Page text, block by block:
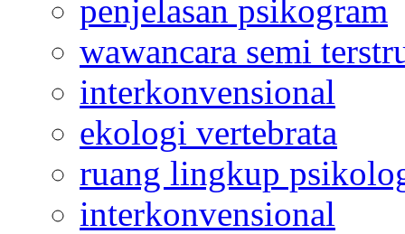
penjelasan psikogram
wawancara semi
interkonvensional
ekologi vertebrata
ruang lingkup
interkonvensional